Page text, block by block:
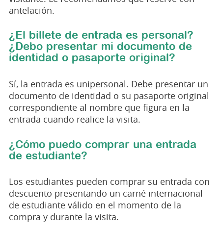
antelación.
¿El billete de entrada es personal?
¿Debo presentar mi documento de
identidad o pasaporte original?
Sí, la entrada es unipersonal. Debe presentar un
documento de identidad o su pasaporte original
correspondiente al nombre que figura en la
entrada cuando realice la visita.
¿Cómo puedo comprar una entrada
de estudiante?
Los estudiantes pueden comprar su entrada con
descuento presentando un carné internacional
de estudiante válido en el momento de la
compra y durante la visita.